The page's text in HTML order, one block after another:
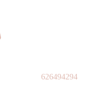
626494294